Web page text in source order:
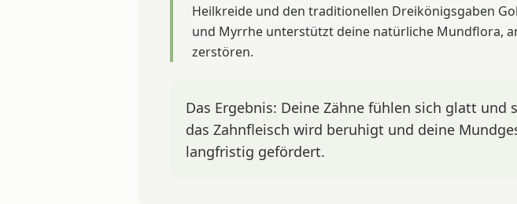
Heilkreide und den traditionellen Dreikönigsgaben
und Myrrhe unterstützt deine natürliche Mundflora,
zerstören.
Das Ergebnis: Deine Zähne fühlen sich glatt und
das Zahnfleisch wird beruhigt und deine
langfristig gefördert.